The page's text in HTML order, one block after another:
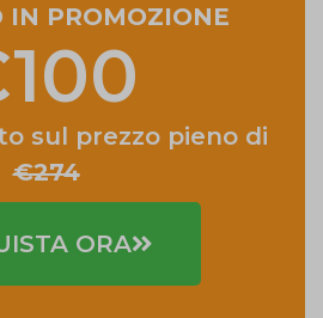
IN PROMOZIONE
sul prezzo pieno di
€274
ORA